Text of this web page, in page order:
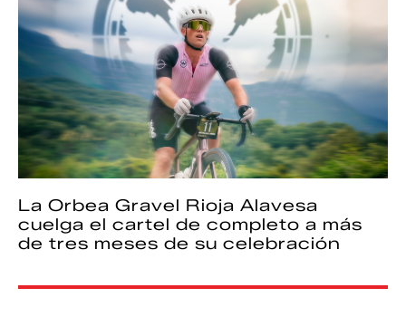
La Orbea Gravel Rioja Alavesa
cuelga el cartel de completo a más
de tres meses de su celebración